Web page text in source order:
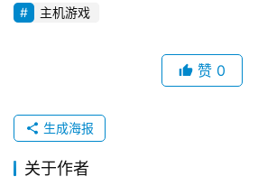
主机游戏
赞 0
生成海报
关于作者